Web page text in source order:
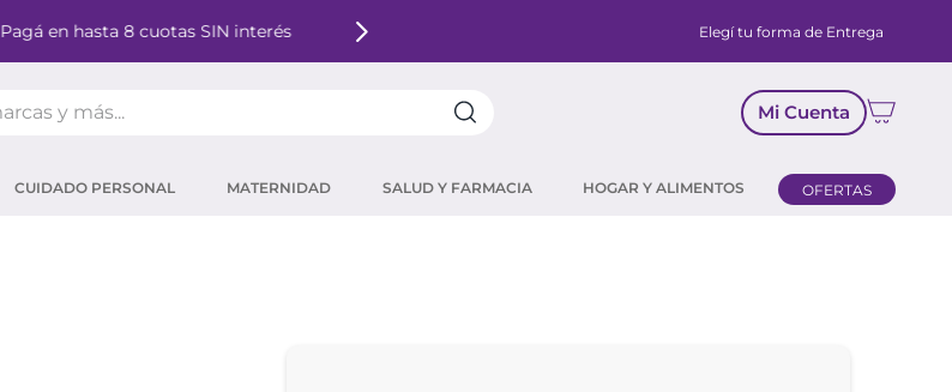
Pagá en hasta 8 cuotas SIN interés Elegí tu forma de Entrega
Mi Cuenta
CUIDADO PERSONAL MATERNIDAD SALUD Y FARMACIA HOGAR Y ALIMENTOS OFERTAS